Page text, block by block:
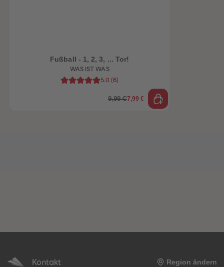
Fußball - 1, 2, 3, ... Tor!
WAS IST WAS
5.0 (6)
9,99 €7,99 €
Kontakt Region ändern